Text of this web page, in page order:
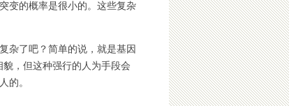
变的概率是很小的。这些复杂
杂了吧？简单的说，就是基因
貌，但这种强行的人为手段会
的。